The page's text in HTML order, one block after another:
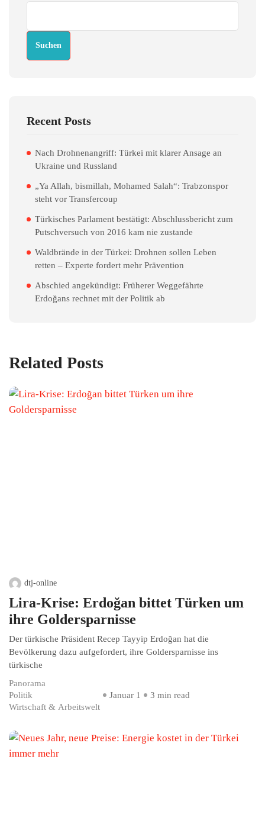
Suchen
Recent Posts
Nach Drohnenangriff: Türkei mit klarer Ansage an
Ukraine und Russland
„Ya Allah, bismillah, Mohamed Salah“: Trabzonspor
steht vor Transfercoup
Türkisches Parlament bestätigt: Abschlussbericht zum
Putschversuch von 2016 kam nie zustande
Waldbrände in der Türkei: Drohnen sollen Leben
retten – Experte fordert mehr Prävention
Abschied angekündigt: Früherer Weggefährte
Erdoğans rechnet mit der Politik ab
Related Posts
dtj-online
Lira-Krise: Erdoğan bittet Türken um
ihre Goldersparnisse
Der türkische Präsident Recep Tayyip Erdoğan hat die
Bevölkerung dazu aufgefordert, ihre Goldersparnisse ins
türkische
Panorama
Politik
Wirtschaft & Arbeitswelt
Januar 1 3 min read